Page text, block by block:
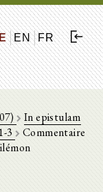
EN FR
In epistulam
3 Commentaire